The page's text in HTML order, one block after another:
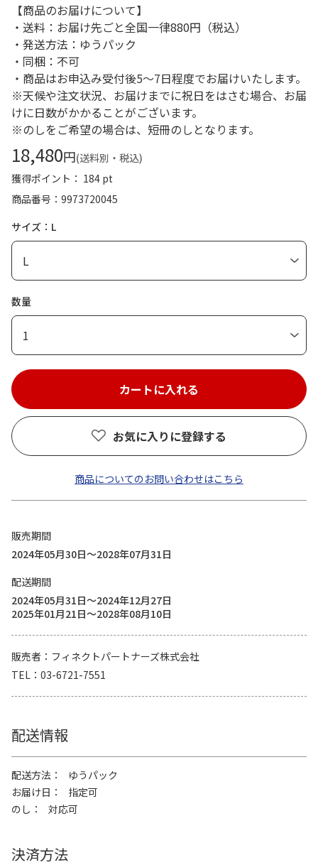
【商品のお届けについて】
・送料：お届け先ごと全国一律880円（税込）
・発送方法：ゆうパック
・同梱：不可
・商品はお申込み受付後5～7日程度でお届けいたします。
※天候や注文状況、お届けまでに祝日をはさむ場合、お届
けに日数がかかることがございます。
※のしをご希望の場合は、短冊のしとなります。
18,480円(送料別・税込)
獲得ポイント： 184 pt
商品番号
9973720045
サイズ：L
数量
1
お気に入りに登録する
商品についてのお問い合わせはこちら
販売期間
2024年05月30日～2028年07月31日
配送期間
2024年05月31日～2024年12月27日
2025年01月21日～2028年08月10日
販売者
フィネクトパートナーズ株式会社
TEL
03-6721-7551
配送情報
配送方法
ゆうパック
お届け日
指定可
のし
対応可
決済方法